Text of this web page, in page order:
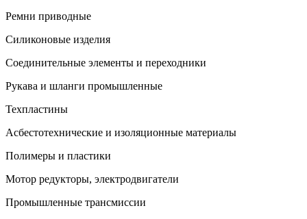
Ремни приводные
Силиконовые изделия
Соединительные элементы и переходники
Рукава и шланги промышленные
Техпластины
Асбестотехнические и изоляционные материалы
Полимеры и пластики
Мотор редукторы, электродвигатели
Промышленные трансмиссии